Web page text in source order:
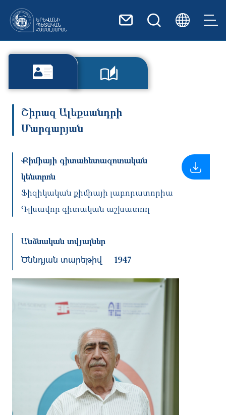
Շիրազ Ալեքսանդրի
Մարգարյան
Քիմիայի գիտահետազոտական
կենտրոն
Ֆիզիկական քիմիայի լաբորատորիա
Գլխավոր գիտական աշխատող
Անձնական տվյալներ
Ծննդյան տարեթիվ 1947